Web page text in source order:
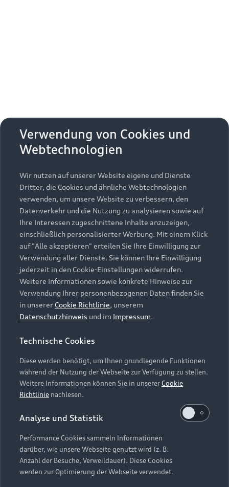
Zurück nach oben
Modelle
Alle Modelle
Modelle vergleichen
Elektromodelle
Plug-in-Hybride
Kaufen & leasen
Neuwagensuche
Gebrauchtwagensuche
Gebrauchtwagen
Finanzierung
Aktionen & Angebote
Geschäftskunden
Service & Zubehör
Saisonale Angebote
Audi Services
Garantie
Audi digital services
myAudi
Support
Kundenservice
Händlersuche
Audi Code
Online-Terminvereinbarung
Servicekontakt
Vertrag widerrufen
Über Audi
Unternehmen
Karriere
Investor Relations
Presse & Media Center
Datenschutz
Audi erleben
Newsletter
Impressum Rechtliches
Hinweisgebersystem
Datenschutzinformation
Cookie-Einstellungen
Cookie-Richtlinie
Barrierefreiheit
Hinweis: Die aktuelle Darstellung und Anordnung der
Embleme am Fahrzeug bei allen Abbildungen auf dieser
Webseite kann abweichen.
Verwendung von Cookies und
Webtechnologien
Wir nutzen auf unserer Website eigene und Dienste
Dritter, die Cookies und ähnliche Webtechnologien
verwenden, um unsere Website zu verbessern, den
Datenverkehr und die Nutzung zu analysieren sowie auf
Ihre Interessen zugeschnittene Inhalte anzuzeigen,
einschließlich personalisierter Werbung. Mit einem Klick
auf "Alle akzeptieren" erteilen Sie Ihre Einwilligung zur
Verwendung aller Dienste. Sie können Ihre Einwilligung
jederzeit in den Cookie-Einstellungen widerrufen.
Weitere Informationen sowie konkrete Hinweise zur
Verwendung Ihrer personenbezogenen Daten finden Sie
in unserer Cookie Richtlinie, unserem
Datenschutzhinweis und im Impressum.
Technische Cookies
Diese werden benötigt, um Ihnen grundlegende Funktionen
während der Nutzung der Webseite zur Verfügung zu stellen.
Weitere Informationen können Sie in unsererCookie
Richtlinie nachlesen.
Analyse und Statistik
Performance Cookies sammeln Informationen
darüber, wie unsere Webseite genutzt wird (z. B.
Anzahl der Besuche, Verweildauer). Diese Cookies
werden zur Optimierung der Webseite verwendet.